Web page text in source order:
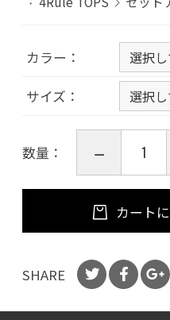
カラー
サイズ
数量：
カート
SHARE